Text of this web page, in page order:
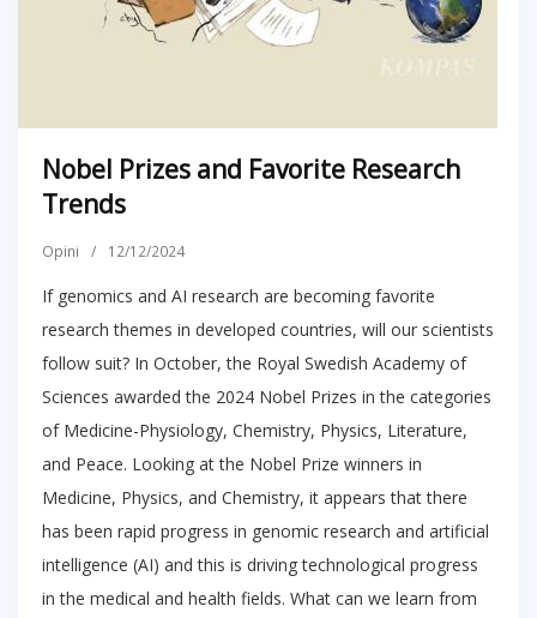
Nobel Prizes and Favorite Research
Trends
Opini / 12/12/2024
If genomics and AI research are becoming favorite
research themes in developed countries, will our scientists
follow suit? In October, the Royal Swedish Academy of
Sciences awarded the 2024 Nobel Prizes in the categories
of Medicine-Physiology, Chemistry, Physics, Literature,
and Peace. Looking at the Nobel Prize winners in
Medicine, Physics, and Chemistry, it appears that there
has been rapid progress in genomic research and artificial
intelligence (AI) and this is driving technological progress
in the medical and health fields. What can we learn from